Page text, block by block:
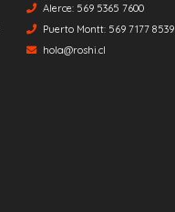
Alerce: 569 5365 7600
Puerto Montt: 569 7177 8539
hola@roshi.cl